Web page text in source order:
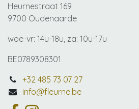
Heurnestraat 169
9700 Oudenaarde
woe-vr: 14u-18u, za: 10u-17u
BE0789308301
+32 485 73 07 27
info@fleurne.be